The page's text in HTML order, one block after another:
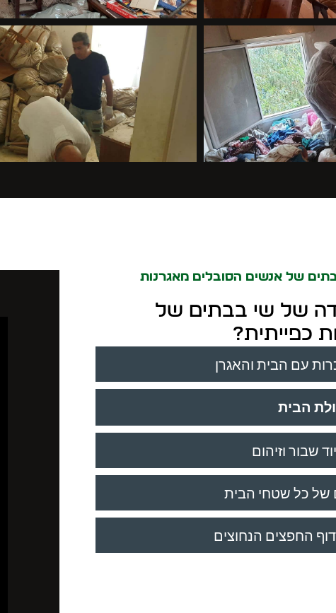
של אנשים הסובלים מאגרנות
של שי בבתים של
כפייתית?
עם הבית והאגרן
הבית
שבור וזיהום
של כל שטחי הבית
החפצים הנחוצים